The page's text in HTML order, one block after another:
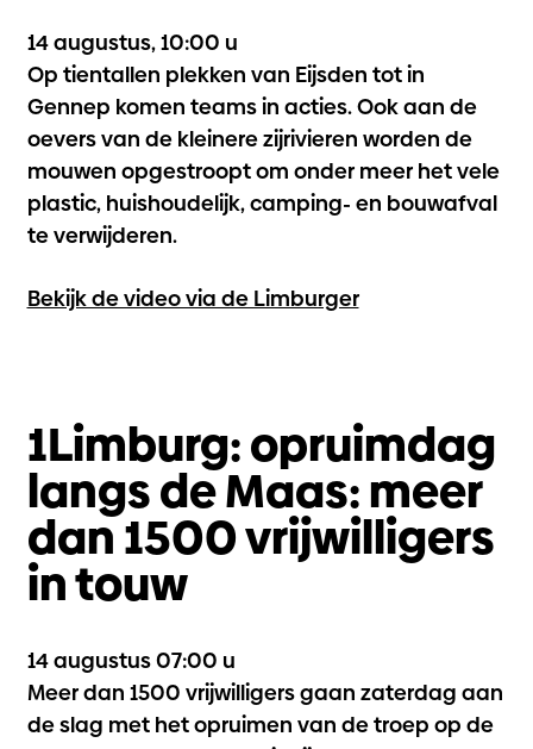
14 augustus, 10:00 u
Op tientallen plekken van Eijsden tot in
Gennep komen teams in acties. Ook aan de
oevers van de kleinere zijrivieren worden de
mouwen opgestroopt om onder meer het vele
plastic, huishoudelijk, camping- en bouwafval
te verwijderen.
Bekijk de video via de Limburger
1Limburg: opruimdag
langs de Maas: meer
dan 1500 vrijwilligers
in touw
14 augustus 07:00 u
Meer dan 1500 vrijwilligers gaan zaterdag aan
de slag met het opruimen van de troep op de